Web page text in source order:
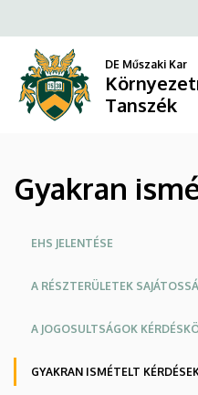
ismételt
kérdések
Tanszék
a
tartalomra
DE Műszaki Kar
Tanszék
Gyakran
Oldalmenü
EHS JELENTÉSE
A RÉSZTERÜLETEK
A JOGOSULTSÁGOK
GYAKRAN ISMÉTELT